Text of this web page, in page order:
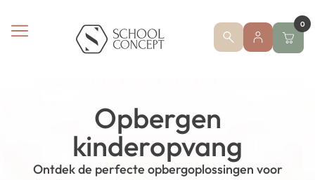
0
Opbergen
kinderopvang
Ontdek de perfecte opbergoplossingen voor